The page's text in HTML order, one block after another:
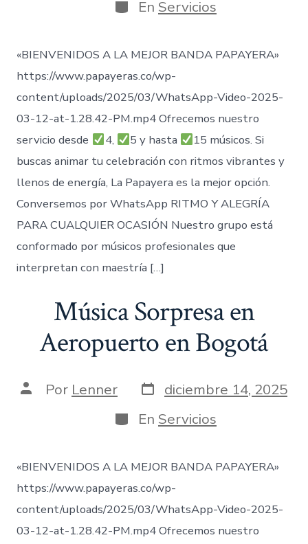
En Servicios
«BIENVENIDOS A LA MEJOR BANDA PAPAYERA»
https://www.papayeras.co/wp-
content/uploads/2025/03/WhatsApp-Video-2025-
03-12-at-1.28.42-PM.mp4 Ofrecemos nuestro
servicio desde
4, 5 y hasta
15 músicos. Si
buscas animar tu celebración con ritmos vibrantes y
llenos de energía, La Papayera es la mejor opción.
Conversemos por WhatsApp RITMO Y ALEGRÍA
PARA CUALQUIER OCASIÓN Nuestro grupo está
conformado por músicos profesionales que
interpretan con maestría […]
Música Sorpresa en
Aeropuerto en Bogotá
AutorPor Lenner Fecha
de
publicación
diciembre 14, 2025
Categorías
En Servicios
«BIENVENIDOS A LA MEJOR BANDA PAPAYERA»
https://www.papayeras.co/wp-
content/uploads/2025/03/WhatsApp-Video-2025-
03-12-at-1.28.42-PM.mp4 Ofrecemos nuestro